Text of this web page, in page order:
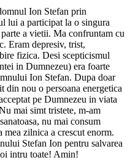
Ion Stefan prin
lui a participat la o singura
a vietii. Ma confruntam cu
Eram depresiv, trist,
fizica. Desi scepticismul
in Dumnezeu) era foarte
Ion Stefan. Dupa doar
din nou o persoana energetica
pe Dumnezeu in viata
mai simt tristete, m-am
nu mai consum
zilnica a crescut enorm.
Stefan Ion pentru salvarea
intru toate! Amin!